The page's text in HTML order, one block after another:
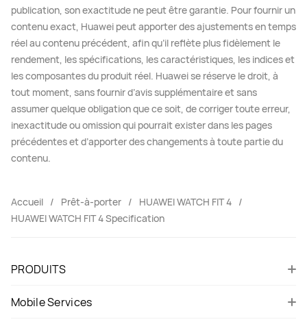
publication, son exactitude ne peut être garantie. Pour fournir un
contenu exact, Huawei peut apporter des ajustements en temps
réel au contenu précédent, afin qu’il reflète plus fidèlement le
rendement, les spécifications, les caractéristiques, les indices et
les composantes du produit réel. Huawei se réserve le droit, à
tout moment, sans fournir d’avis supplémentaire et sans
assumer quelque obligation que ce soit, de corriger toute erreur,
inexactitude ou omission qui pourrait exister dans les pages
précédentes et d’apporter des changements à toute partie du
contenu.
Accueil Prêt-à-porter
HUAWEI WATCH FIT 4
HUAWEI WATCH FIT 4 Specification
PRODUITS
Mobile Services